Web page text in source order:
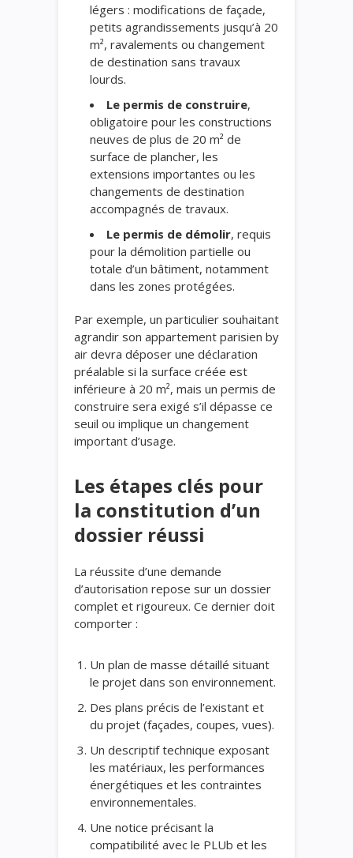
légers : modifications de façade,
petits agrandissements jusqu’à 20
m², ravalements ou changement
de destination sans travaux
lourds.
Le permis de construire,
obligatoire pour les constructions
neuves de plus de 20 m² de
surface de plancher, les
extensions importantes ou les
changements de destination
accompagnés de travaux.
Le permis de démolir, requis
pour la démolition partielle ou
totale d’un bâtiment, notamment
dans les zones protégées.
Par exemple, un particulier souhaitant
agrandir son appartement parisien by
air devra déposer une déclaration
préalable si la surface créée est
inférieure à 20 m², mais un permis de
construire sera exigé s’il dépasse ce
seuil ou implique un changement
important d’usage.
Les étapes clés pour
la constitution d’un
dossier réussi
La réussite d’une demande
d’autorisation repose sur un dossier
complet et rigoureux. Ce dernier doit
comporter :
Un plan de masse détaillé situant
le projet dans son environnement.
Des plans précis de l’existant et
du projet (façades, coupes, vues).
Un descriptif technique exposant
les matériaux, les performances
énergétiques et les contraintes
environnementales.
Une notice précisant la
compatibilité avec le PLUb et les